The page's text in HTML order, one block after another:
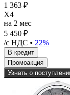
1 363 ₽
X4
на 2 мес
5 450 ₽
/с НДС • 22%
Узнать о